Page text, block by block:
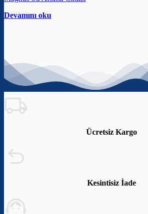
Devamını oku
Ücretsiz Kargo
Kesintisiz İade